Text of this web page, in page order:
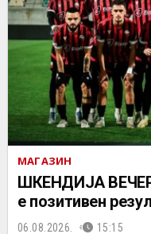
МАГАЗИН
ШКЕНДИЈА
е позитивен
06.08.2026. 15:15